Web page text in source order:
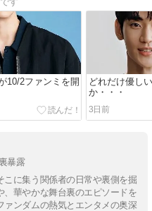
10/2ファンミを開
どれだけ優し
か・・・
3日前
暴露
に集う関係者の日常や裏側を掘
、華やかな舞台裏のエピソードを
ンダムの熱気とエンタメの奥深